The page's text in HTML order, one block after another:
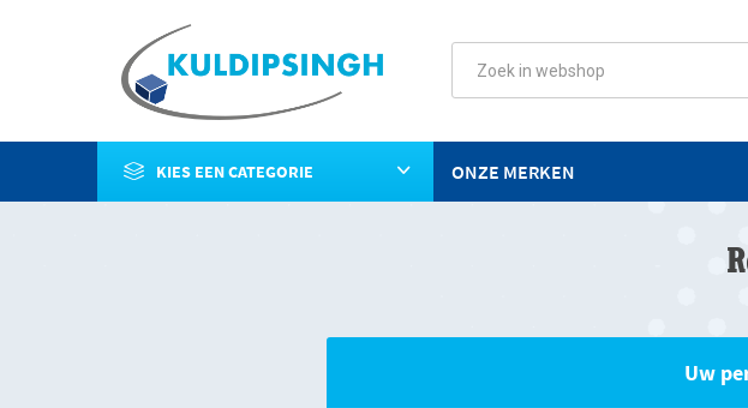
KIES EEN CATEGORIE ONZE MERKEN
Uw